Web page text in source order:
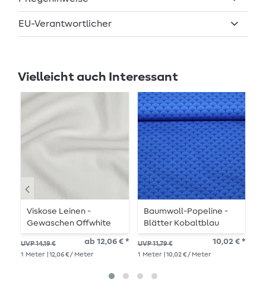
EU-Verantwortlicher
Vielleicht auch Interessant
Viskose Leinen -
Gewaschen Offwhite
UVP 14,19 € ab 12,06 € *
1 Meter | 12,06 € / Meter
Baumwoll-Popeline -
Blätter Kobaltblau
UVP 11,79 € 10,02 € *
1 Meter | 10,02 € / Meter